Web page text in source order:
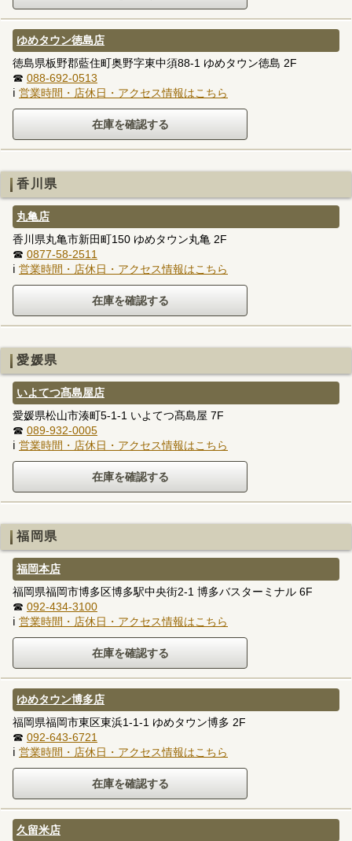
ゆめタウン徳島店
徳島県板野郡藍住町奥野字東中須88-1 ゆめタウン徳島 2F
☎ 088-692-0513
ℹ 営業時間・店休日・アクセス情報はこちら
香川県
丸亀店
香川県丸亀市新田町150 ゆめタウン丸亀 2F
☎ 0877-58-2511
ℹ 営業時間・店休日・アクセス情報はこちら
愛媛県
いよてつ髙島屋店
愛媛県松山市湊町5-1-1 いよてつ髙島屋 7F
☎ 089-932-0005
ℹ 営業時間・店休日・アクセス情報はこちら
福岡県
福岡本店
福岡県福岡市博多区博多駅中央街2-1 博多バスターミナル 6F
☎ 092-434-3100
ℹ 営業時間・店休日・アクセス情報はこちら
ゆめタウン博多店
福岡県福岡市東区東浜1-1-1 ゆめタウン博多 2F
☎ 092-643-6721
ℹ 営業時間・店休日・アクセス情報はこちら
久留米店